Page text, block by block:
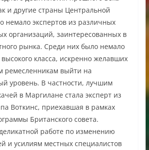
и другие страны Центральной
немало экспертов из различных
организаций, заинтересованных в
рынка. Среди них было немало
класса, искренно желавших
ремесленникам выйти на
уровень. В частности, лучшим
в Маргилане стала эксперт из
Воткинс, приехавшая в рамках
Британского совета.
работе по изменению
и усилиям местных специалистов